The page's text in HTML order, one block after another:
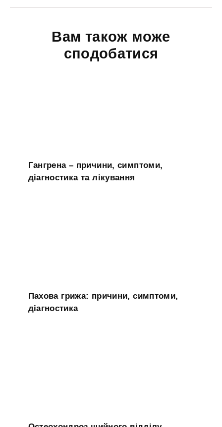
Вам також може
сподобатися
Гангрена – причини, симптоми,
діагностика та лікування
Пахова грижа: причини, симптоми,
діагностика